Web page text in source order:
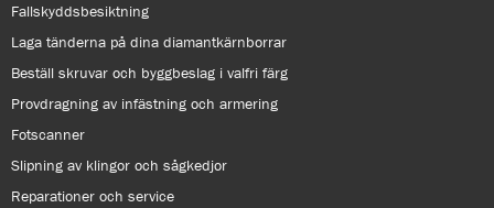
Fallskyddsbesiktning
Laga tänderna på dina diamantkärnborrar
Beställ skruvar och byggbeslag i valfri färg
Provdragning av infästning och armering
Fotscanner
Slipning av klingor och sågkedjor
Reparationer och service